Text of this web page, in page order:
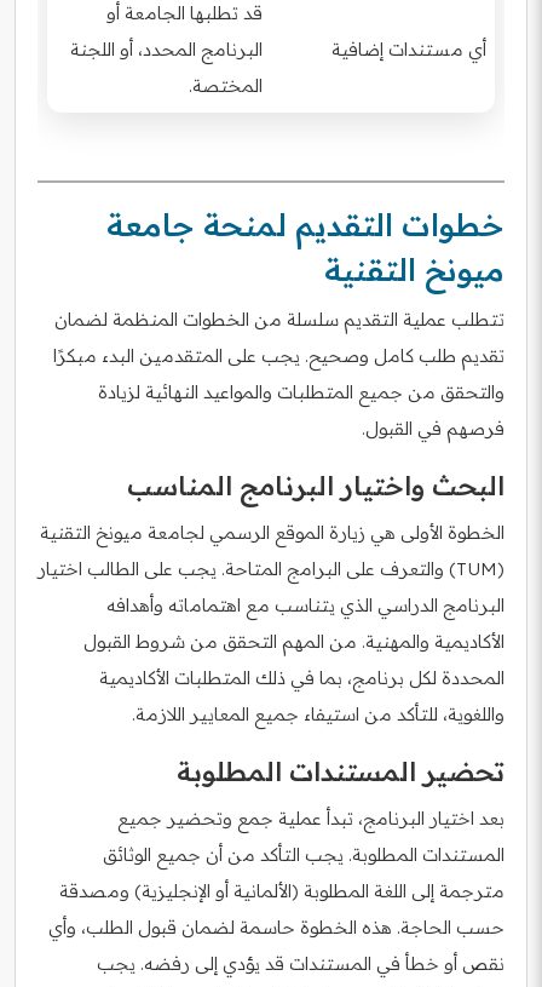
أي مستندات إضافية
قد تطلبها الجامعة أو
البرنامج المحدد، أو اللجنة
المختصة.
خطوات التقديم لمنحة جامعة
ميونخ التقنية
تتطلب عملية التقديم سلسلة من الخطوات المنظمة لضمان
تقديم طلب كامل وصحيح. يجب على المتقدمين البدء مبكرًا
والتحقق من جميع المتطلبات والمواعيد النهائية لزيادة
فرصهم في القبول.
البحث واختيار البرنامج المناسب
الخطوة الأولى هي زيارة الموقع الرسمي لجامعة ميونخ التقنية
(TUM) والتعرف على البرامج المتاحة. يجب على الطالب اختيار
البرنامج الدراسي الذي يتناسب مع اهتماماته وأهدافه
الأكاديمية والمهنية. من المهم التحقق من شروط القبول
المحددة لكل برنامج، بما في ذلك المتطلبات الأكاديمية
واللغوية، للتأكد من استيفاء جميع المعايير اللازمة.
تحضير المستندات المطلوبة
بعد اختيار البرنامج، تبدأ عملية جمع وتحضير جميع
المستندات المطلوبة. يجب التأكد من أن جميع الوثائق
مترجمة إلى اللغة المطلوبة (الألمانية أو الإنجليزية) ومصدقة
حسب الحاجة. هذه الخطوة حاسمة لضمان قبول الطلب، وأي
نقص أو خطأ في المستندات قد يؤدي إلى رفضه. يجب